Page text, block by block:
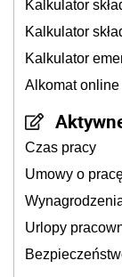
Kalkulator
Kalkulator
Kalkulator
Alkomat online
Czas pracy
Umowy o
Urlopy